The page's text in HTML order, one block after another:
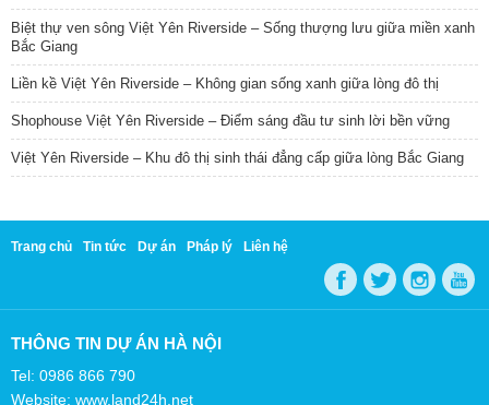
Biệt thự ven sông Việt Yên Riverside – Sống thượng lưu giữa miền xanh
Bắc Giang
Liền kề Việt Yên Riverside – Không gian sống xanh giữa lòng đô thị
Shophouse Việt Yên Riverside – Điểm sáng đầu tư sinh lời bền vững
Việt Yên Riverside – Khu đô thị sinh thái đẳng cấp giữa lòng Bắc Giang
Trang chủ Tin tức Dự án Pháp lý Liên hệ
THÔNG TIN DỰ ÁN HÀ NỘI
Tel: 0986 866 790
Website: www.land24h.net